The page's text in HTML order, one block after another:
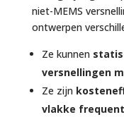
niet-MEMS
ontwerpen
Ze kunnen
versnellingen
Ze zijn
vlakke